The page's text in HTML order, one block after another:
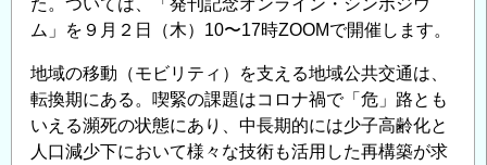
ー
ズ・
セ
ミ
ナ
ー
た。ついては、「発刊記念オンライン・シンポジウ
ム」を９月２日（木）10〜17時ZOOMで開催します。
地域の移動（モビリティ）を支える地域公共交通は、
転換期にある。喫緊の課題はコロナ禍で「危」路とも
いえる瀕死の状態にあり、中長期的には少子高齢化と
人口減少下において様々な技術も活用した再構築が求